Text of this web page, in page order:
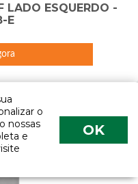
LADO ESQUERDO -
E
o
nossas
e
OK